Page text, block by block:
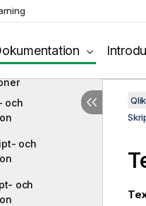
och
och
och